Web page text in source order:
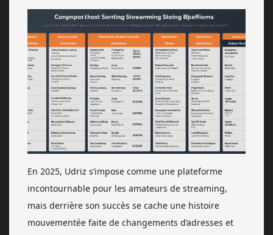
En 2025, Udriz s’impose comme une plateforme
incontournable pour les amateurs de streaming,
mais derrière son succès se cache une histoire
mouvementée faite de changements d’adresses et